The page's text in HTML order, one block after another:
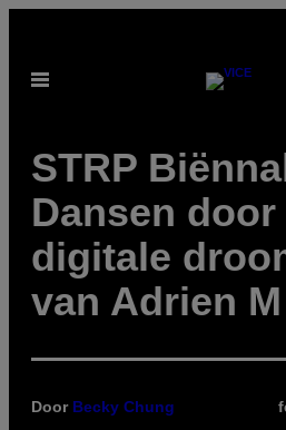
de Open
STRP
Dansen door
digitale
van Adrien
Door Becky Chung